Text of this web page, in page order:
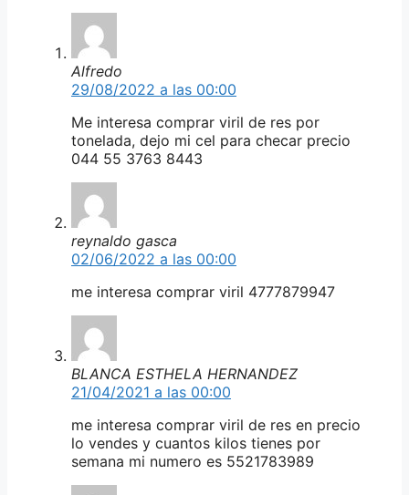
Alfredo
29/08/2022 a las 00:00
Me interesa comprar viril de res por
tonelada, dejo mi cel para checar precio
044 55 3763 8443
reynaldo gasca
02/06/2022 a las 00:00
me interesa comprar viril 4777879947
BLANCA ESTHELA HERNANDEZ
21/04/2021 a las 00:00
me interesa comprar viril de res en precio
lo vendes y cuantos kilos tienes por
semana mi numero es 5521783989